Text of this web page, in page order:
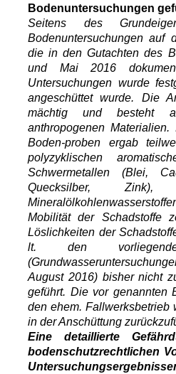
Bodenuntersuchungen
Seitens des
Bodenuntersuchungen auf
die in den Gutachten des
und Mai 2016
Untersuchungen wurde
angeschüttet wurde. Die
mächtig und besteht
anthropogenen
Boden-proben ergab
polyzyklischen
Schwermetallen (Blei,
Quecksilber,
Mobilität der Schadstoffe
Löslichkeiten der
lt. den vorliegenden
August 2016) bisher nicht
geführt. Die vor genannten
den ehem. Fallwerksbetrieb
in der Anschüttung
Eine detaillierte
bodenschutzrechtlichen